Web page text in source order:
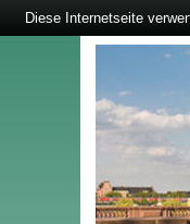
Diese Internetseite